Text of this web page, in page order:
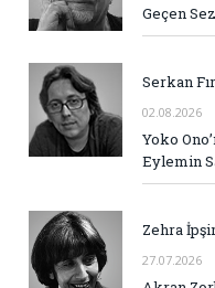
Geçen
Serkan
02.08.2026
Yoko
Eylemin
Zehra
27.07.2026